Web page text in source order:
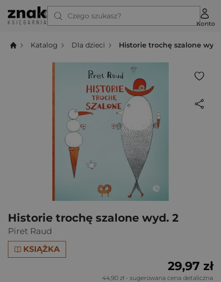
Czego szukasz?
Konto
Katalog Dla dzieci Historie trochę szalone wyd.
Historie trochę szalone wyd. 2
Piret Raud
KSIĄŻKA
29,97 zł
44,90 zł - sugerowana cena detaliczna